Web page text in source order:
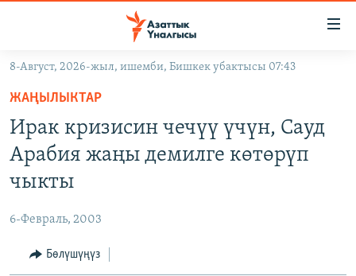
Навигацияга
өтүңүз
Издөөгө
салыңызКЫРГЫЗСТАН
МАДАНИЯТ
ДҮЙНӨ
УКРАИНА
ТВ ПРОГРАММАЛАР
БҮГҮН АЗАТТЫКТА
ПОДКАСТ
8-Август, 2026-жыл, ишемби, Бишкек убактысы 07:43
ЖАҢЫЛЫКТАР
Ирак кризисин чечүү үчүн, Сауд
Арабия жаңы демилге көтөрүп
чыкты
6-Февраль, 2003
Бөлүшүңүз